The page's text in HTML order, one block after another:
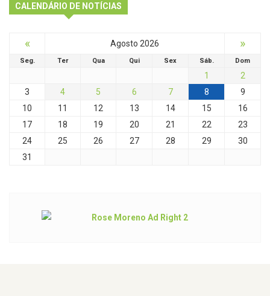
CALENDÁRIO DE NOTÍCIAS
« Agosto 2026 »
Seg. Ter Qua Qui Sex Sáb. Dom
1
2
3
4 5 6 7 8
9
10
11 12 13 14 15
16
17
18 19 20 21 22
23
24
25 26 27 28 29
30
31